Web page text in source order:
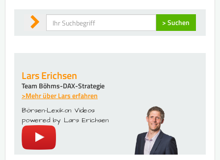
Suchen > Suchen
Lars Erichsen
Team Böhms-DAX-Strategie
>Mehr über Lars erfahren
Börsen-Lexikon Videos
powered by Lars Erichsen